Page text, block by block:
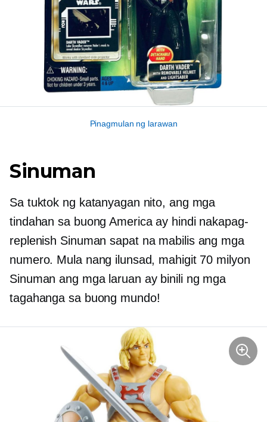
Pinagmulan ng larawan
Sinuman
Sa tuktok ng katanyagan nito, ang mga
tindahan sa buong America ay hindi nakapag-
replenish Sinuman sapat na mabilis ang mga
numero. Mula nang ilunsad, mahigit 70 milyon
Sinuman ang mga laruan ay binili ng mga
tagahanga sa buong mundo!